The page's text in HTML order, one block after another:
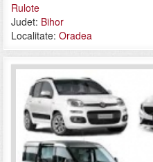
Rulote
Judet: Bihor
Localitate: Oradea